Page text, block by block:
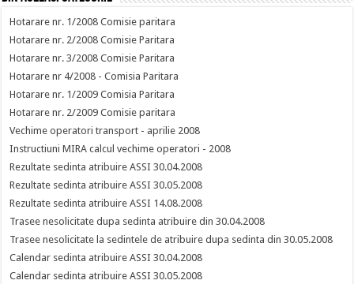
Hotarare nr. 1/2008 Comisie paritara
Hotarare nr. 2/2008 Comisie Paritara
Hotarare nr. 3/2008 Comisie Paritara
Hotarare nr 4/2008 - Comisia Paritara
Hotarare nr. 1/2009 Comisia Paritara
Hotarare nr. 2/2009 Comisie paritara
Vechime operatori transport - aprilie 2008
Instructiuni MIRA calcul vechime operatori - 2008
Rezultate sedinta atribuire ASSI 30.04.2008
Rezultate sedinta atribuire ASSI 30.05.2008
Rezultate sedinta atribuire ASSI 14.08.2008
Trasee nesolicitate dupa sedinta atribuire din 30.04.2008
Trasee nesolicitate la sedintele de atribuire dupa sedinta din 30.05.2008
Calendar sedinta atribuire ASSI 30.04.2008
Calendar sedinta atribuire ASSI 30.05.2008